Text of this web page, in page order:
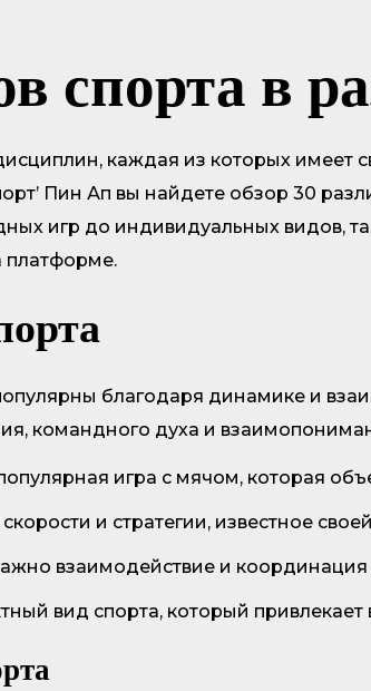
спорта в
каждая из которых
Пин Ап вы найдете обзор 30
игр до индивидуальных видов,
платформе.
благодаря динамике и
командного духа и
игра с мячом, которая
и стратегии, известное
взаимодействие и
вид спорта, который